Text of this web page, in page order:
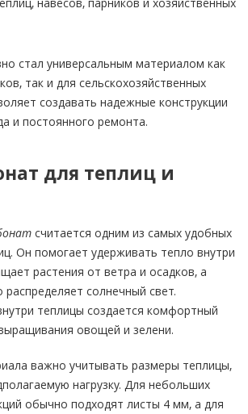
стал универсальным материалом как
так и для сельскохозяйственных
создавать надежные конструкции
и постоянного ремонта.
для теплиц и
считается одним из самых удобных
Он помогает удерживать тепло внутри
растения от ветра и осадков, а
солнечный свет.
теплицы создается комфортный
овощей и зелени.
важно учитывать размеры теплицы,
нагрузку. Для небольших
обычно подходят листы 4 мм, а для